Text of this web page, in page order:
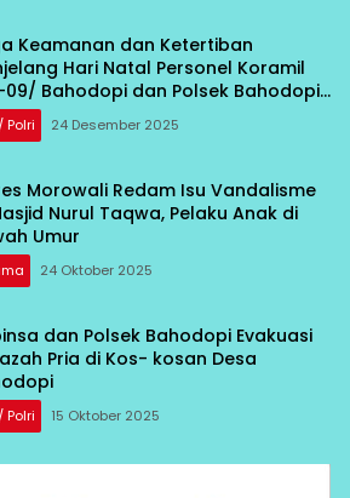
Keamanan dan Ketertiban
Hari Natal Personel Koramil
09/ Bahodopi dan Polsek Bahodopi
Apel Kesiapsiagaan
Polri 24 Desember 2025
Morowali Redam Isu Vandalisme
Nurul Taqwa, Pelaku Anak di
Umur
24 Oktober 2025
dan Polsek Bahodopi Evakuasi
Pria di Kos- kosan Desa
Polri 15 Oktober 2025